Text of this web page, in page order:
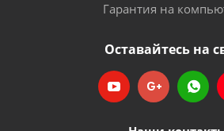
Гарантия на
Оставайтесь на